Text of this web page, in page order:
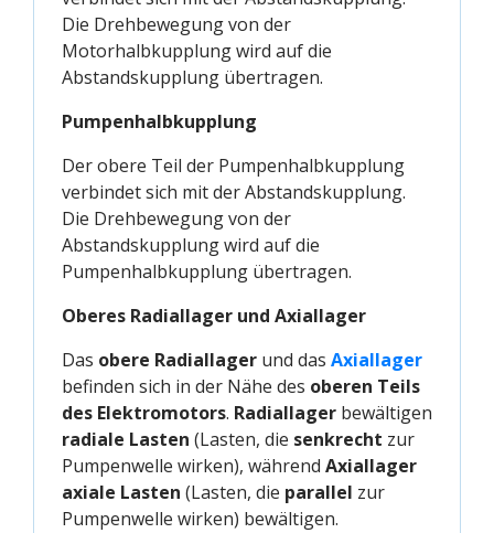
Die Drehbewegung von der
Motorhalbkupplung wird auf die
Abstandskupplung übertragen.
Pumpenhalbkupplung
Der obere Teil der Pumpenhalbkupplung
verbindet sich mit der Abstandskupplung.
Die Drehbewegung von der
Abstandskupplung wird auf die
Pumpenhalbkupplung übertragen.
Oberes Radiallager und Axiallager
Das obere Radiallager und das Axiallager
befinden sich in der Nähe des oberen Teils
des Elektromotors. Radiallager bewältigen
radiale Lasten (Lasten, die senkrecht zur
Pumpenwelle wirken), während Axiallager
axiale Lasten (Lasten, die parallel zur
Pumpenwelle wirken) bewältigen.